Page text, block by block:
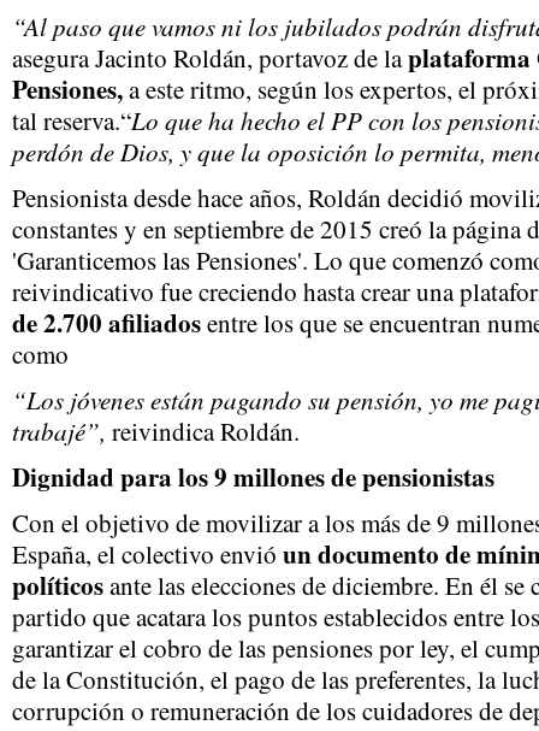
“Al paso que vamos ni los jubilados podrán
asegura Jacinto Roldán, portavoz de laplataforma
Pensiones,a este ritmo, según los expertos, el
tal reserva.“Lo que ha hecho el PP con los
perdón de Dios, y que la oposición lo permita,
Pensionista desde hace años, Roldán decidió
constantes y en septiembre de 2015 creó la página
'Garanticemos las Pensiones'. Lo que comenzó
reivindicativo fue creciendo hasta crear una
de 2.700 afiliadosentre los que se encuentran
como
“Los jóvenes están pagando su pensión, yo me
trabajé”, reivindica Roldán.
Dignidad para los 9 millones de pensionistas
Con el objetivo de movilizar a los más de 9
España, el colectivo envió un documento de
políticosante las elecciones de diciembre. En él
partido que acatara los puntos establecidos entre
garantizar el cobro de las pensiones por ley, el
de la Constitución, el pago de las preferentes, la
corrupción o remuneración de los cuidadores de